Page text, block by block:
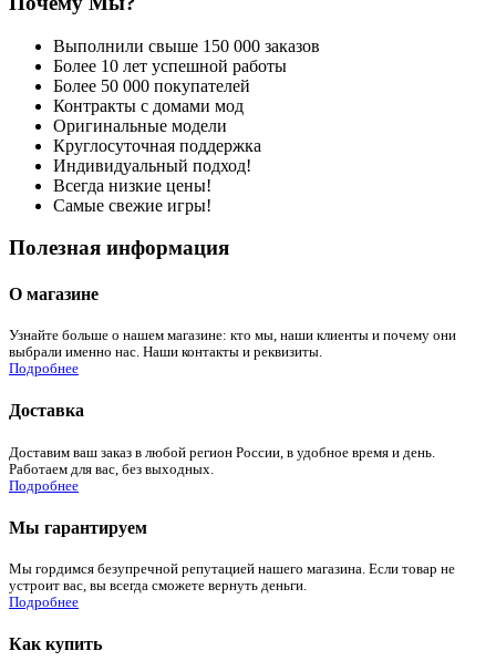
Выполнили свыше 150 000 заказов
Более 10 лет успешной работы
Более 50 000 покупателей
Контракты с домами мод
Оригинальные модели
Круглосуточная поддержка
Индивидуальный подход!
Всегда низкие цены!
Самые свежие игры!
Полезная информация
О магазине
Узнайте больше о нашем магазине: кто мы, наши клиенты и почему они
выбрали именно нас. Наши контакты и реквизиты.
Подробнее
Доставка
Доставим ваш заказ в любой регион России, в удобное время и день.
Работаем для вас, без выходных.
Подробнее
Мы гарантируем
Мы гордимся безупречной репутацией нашего магазина. Если товар не
устроит вас, вы всегда сможете вернуть деньги.
Подробнее
Как купить